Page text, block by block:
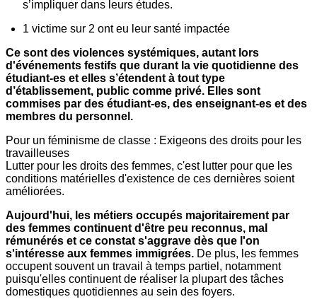
s’impliquer dans leurs études.
1 victime sur 2 ont eu leur santé impactée
Ce sont des violences systémiques, autant lors
d'événements festifs que durant la vie quotidienne des
étudiant-es et elles s’étendent à tout type
d’établissement, public comme privé. Elles sont
commises par des étudiant-es, des enseignant-es et des
membres du personnel.
Pour un féminisme de classe : Exigeons des droits pour les
travailleuses
Lutter pour les droits des femmes, c'est lutter pour que les
conditions matérielles d'existence de ces dernières soient
améliorées.
Aujourd'hui, les métiers occupés majoritairement par
des femmes continuent d'être peu reconnus, mal
rémunérés et ce constat s'aggrave dès que l'on
s'intéresse aux femmes immigrées. De plus, les femmes
occupent souvent un travail à temps partiel, notamment
puisqu'elles continuent de réaliser la plupart des tâches
domestiques quotidiennes au sein des foyers.